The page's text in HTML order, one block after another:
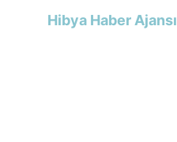
Hibya Haber Ajansı